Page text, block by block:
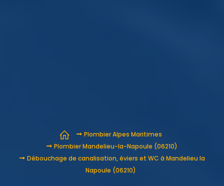
Plombier Alpes Maritimes
Plombier Mandelieu-la-Napoule (06210)
Débouchage de canalisation, éviers et WC à Mandelieu la
Napoule (06210)